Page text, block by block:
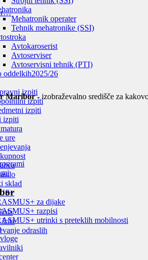
Mehatronik operater
Tehnik mehatronike (SSI)
Avtokaroserist
Avtoserviser
Avtoservisni tehnik (PTI)
oddelkih2025/26
izpiti
izpiti
izpiti
izpiti
ure
sklad
za dijake
razpisi
utrinki s preteklih mobilnosti
Maribor- izobraževalno središče za
odraslih